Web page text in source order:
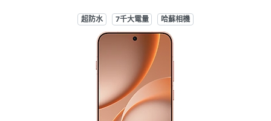
超防水 7千大電量 哈蘇相機